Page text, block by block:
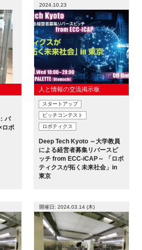
録
パ
ロボ
2024.10.23
人と情報の交流掲示板
スタートアップ
ピッチコンテスト
ロボティクス
Deep Tech Kyoto ～大学教員
による経営者募集リバースピ
ッチ from ECC-iCAP～ 「ロボ
ティクスが拓く未来社会」in
東京
開催日: 2024.03.14 (木)